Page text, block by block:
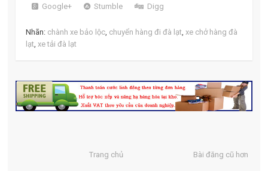
Google+
Stumble Digg
Nhãn: chành xe bảo lộc chuyển hàng đi đà lạt ,xe chở hàng đà
lạt ,xe tải đà lạt
Bài đăng cũ hơn
Trang chủ